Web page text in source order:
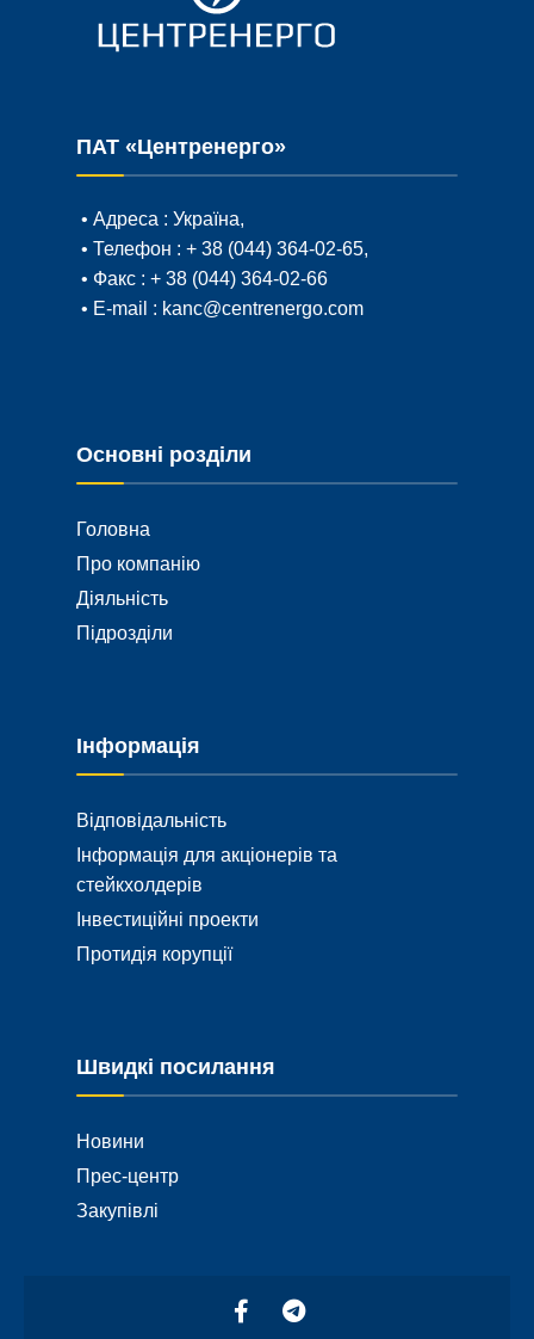
ПАТ «Центренерго»
• Адреса : Україна,
• Телефон : + 38 (044) 364-02-65,
• Факс : + 38 (044) 364-02-66
• E-mail : kanc@centrenergo.com
Основні розділи
Головна
Про компанію
Діяльність
Підрозділи
Інформація
Відповідальність
Інформація для акціонерів та
стейкхолдерів
Інвестиційні проекти
Протидія корупції
Швидкі посилання
Новини
Прес-центр
Закупівлі